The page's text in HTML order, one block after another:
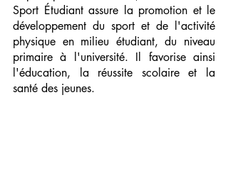
Sport Étudiant assure la promotion et le
développement du sport et de l'activité
physique en milieu étudiant, du niveau
primaire à l'université. Il favorise ainsi
l'éducation, la réussite scolaire et la
santé des jeunes.